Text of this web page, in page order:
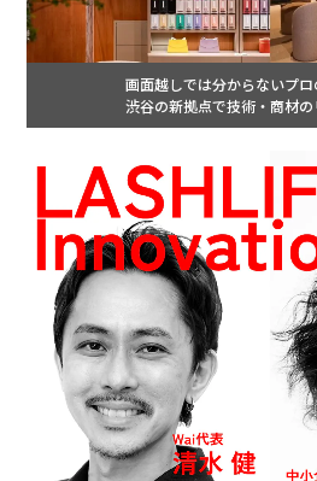
画面越しでは分からないプロ
渋谷の新拠点で技術・商材